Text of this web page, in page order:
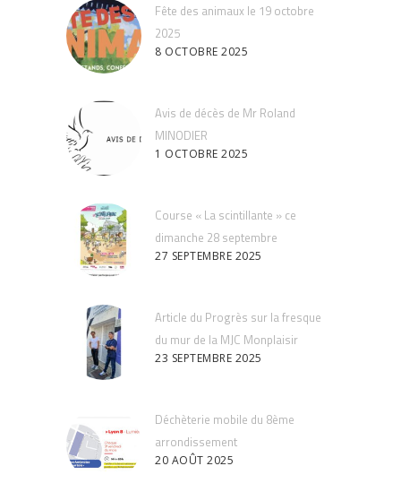
Fête des animaux le 19 octobre
2025
8 OCTOBRE 2025
Avis de décès de Mr Roland
MINODIER
1 OCTOBRE 2025
Course « La scintillante » ce
dimanche 28 septembre
27 SEPTEMBRE 2025
Article du Progrès sur la fresque
du mur de la MJC Monplaisir
23 SEPTEMBRE 2025
Déchèterie mobile du 8ème
arrondissement
20 AOÛT 2025